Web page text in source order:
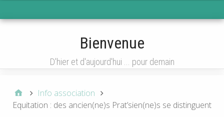
Bienvenue
D'hier et d'aujourd'hui ... pour demain
Info association
Equitation : des ancien(ne)s Prat’sien(ne)s se distinguent